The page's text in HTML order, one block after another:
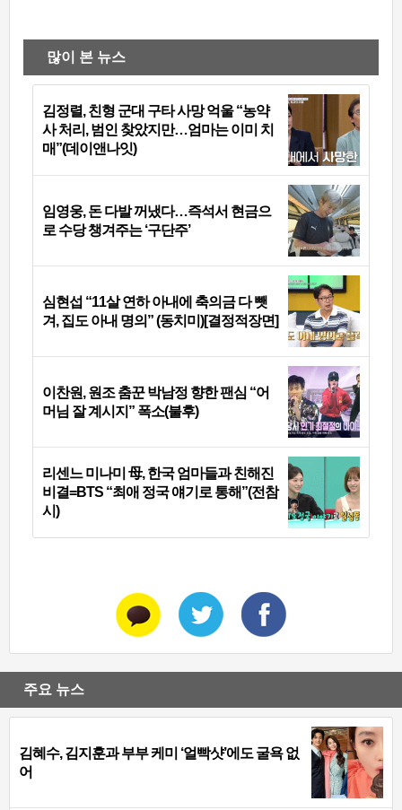
많이 본 뉴스
김정렬, 친형 군대 구타 사망 억울 “농약
사 처리, 범인 찾았지만…엄마는 이미 치
매”(데이앤나잇)
임영웅, 돈 다발 꺼냈다…즉석서 현금으
로 수당 챙겨주는 ‘구단주’
심현섭 “11살 연하 아내에 축의금 다 뺏
겨, 집도 아내 명의” (동치미)[결정적장면]
이찬원, 원조 춤꾼 박남정 향한 팬심 “어
머님 잘 계시지” 폭소(불후)
리센느 미나미 母, 한국 엄마들과 친해진
비결=BTS “최애 정국 얘기로 통해”(전참
시)
주요 뉴스
김혜수, 김지훈과 부부 케미 ‘얼빡샷’에도 굴욕 없
어